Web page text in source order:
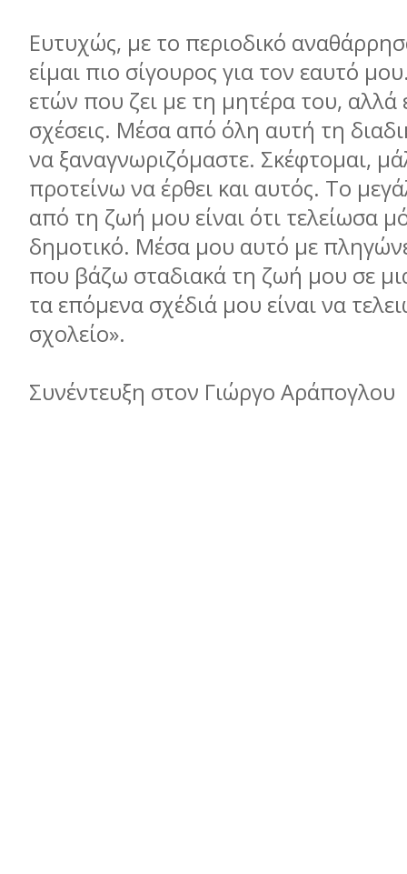
Ευτυχώς, με το περιοδικό
είμαι πιο σίγουρος για τον εαυτό
ετών που ζει με τη μητέρα του,
σχέσεις. Μέσα από όλη αυτή τη
να ξαναγνωριζόμαστε. Σκέφτομαι,
προτείνω να έρθει και αυτός. Το
από τη ζωή μου είναι ότι τελείωσα
δημοτικό. Μέσα μου αυτό με
που βάζω σταδιακά τη ζωή μου σε
τα επόμενα σχέδιά μου είναι να
σχολείο».
Συνέντευξη στον Γιώργο Αράπογλου